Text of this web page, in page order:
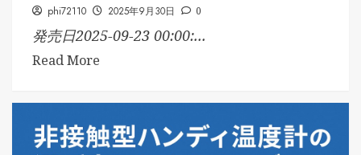
phi72110 2025年9月30日 0
発売日2025-09-23 00:00:...
Read More